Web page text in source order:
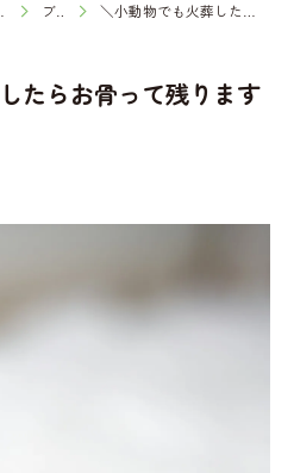
ブログ ＼小動物でも火葬したらお骨って残りますか？／
たらお骨って残ります